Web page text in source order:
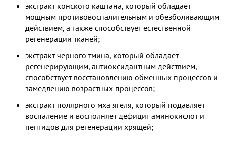
экстракт конского каштана, который обладает
мощным противовоспалительным и обезболивающим
действием, а также способствует естественной
регенерации тканей;
экстракт черного тмина, который обладает
регенерирующим, антиоксидантным действием,
способствует восстановлению обменных процессов и
замедлению возрастных процессов;
экстракт полярного мха ягеля, который подавляет
воспаление и восполняет дефицит аминокислот и
пептидов для регенерации хрящей;